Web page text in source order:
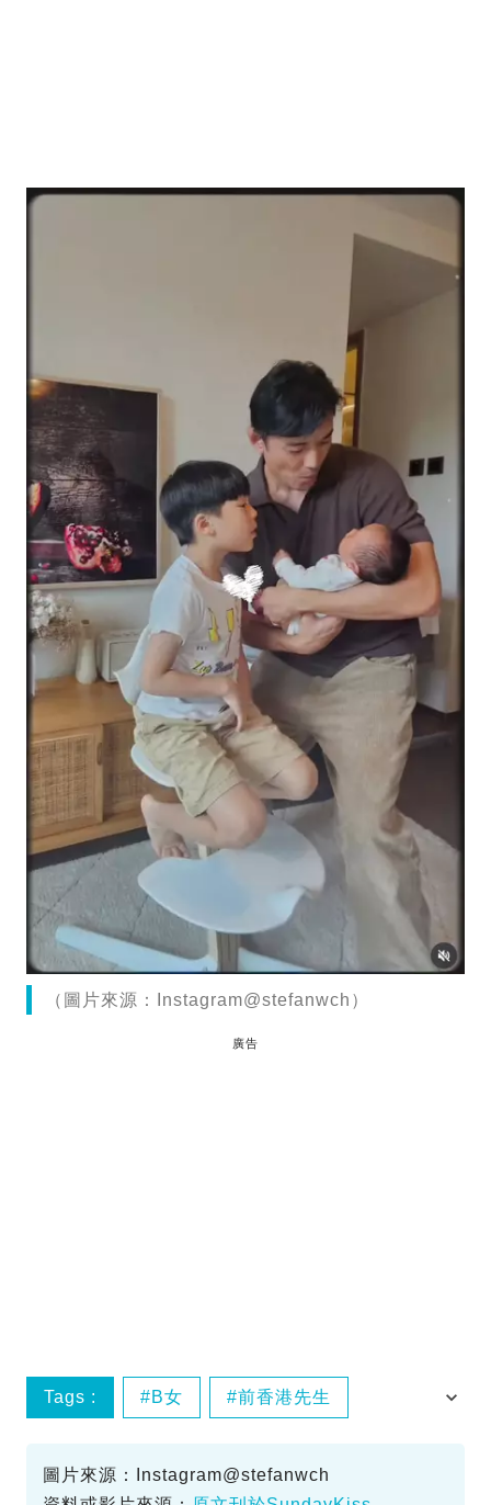
（圖片來源：Instagram@stefanwch）
廣告
Tags : B女 前香港先生
圖片來源：Instagram@stefanwch